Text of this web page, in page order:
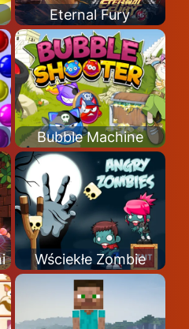
Eternal Fury
Bubble Machine
Wściekłe Zombie